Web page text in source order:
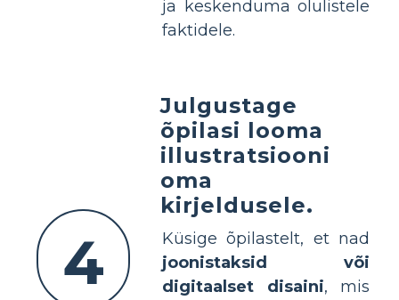
ja keskenduma olulistele
faktidele.
4
Julgustage
õpilasi looma
illustratsiooni
oma
kirjeldusele.
Küsige õpilastelt, et nad
joonistaksid või
digitaalset disaini, mis